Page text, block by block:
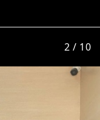
2 / 10